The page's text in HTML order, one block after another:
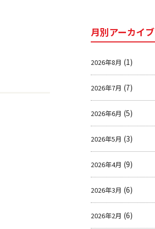
月別アーカイブ
2026年8月 (1)
2026年7月 (7)
2026年6月 (5)
2026年5月 (3)
2026年4月 (9)
2026年3月 (6)
2026年2月 (6)